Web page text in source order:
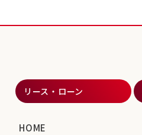
リース・ローン
HOME